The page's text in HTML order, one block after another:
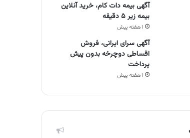
آگهی بیمه دات کام، خرید آنلاین
بیمه زیر ۵ دقیقه
۱ هفته پیش
آگهی سرای ایرانی، فروش
اقساطی دوچرخه بدون پیش
پرداخت
۱ هفته پیش